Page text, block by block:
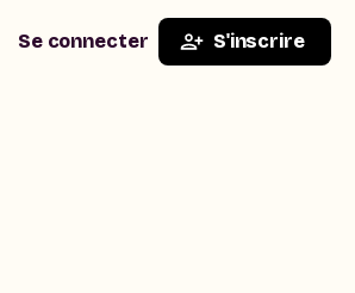
Se connecter S'inscrire